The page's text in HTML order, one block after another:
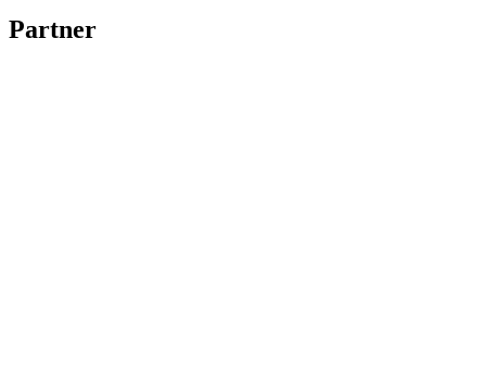
Partner